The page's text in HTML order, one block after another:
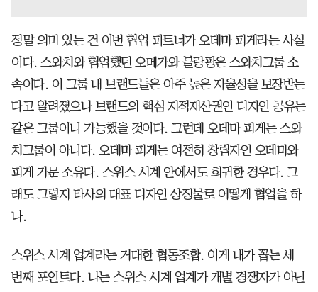
정말 의미 있는 건 이번 협업 파트너가 오데마 피게라는 사실
이다. 스와치와 협업했던 오메가와 블랑팡은 스와치그룹 소
속이다. 이 그룹 내 브랜드들은 아주 높은 자율성을 보장받는
다고 알려졌으나 브랜드의 핵심 지적재산권인 디자인 공유는
같은 그룹이니 가능했을 것이다. 그런데 오데마 피게는 스와
치그룹이 아니다. 오데마 피게는 여전히 창립자인 오데마와
피게 가문 소유다. 스위스 시계 안에서도 희귀한 경우다. 그
래도 그렇지 타사의 대표 디자인 상징물로 어떻게 협업을 하
나.
스위스 시계 업계라는 거대한 협동조합. 이게 내가 꼽는 세
번째 포인트다. 나는 스위스 시계 업계가 개별 경쟁자가 아닌